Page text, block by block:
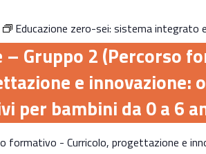
Educazione zero-sei: sistema integrato
Gruppo 2 (Percorso
e innovazione:
per bambini da 0 a 6
formativo - Curricolo, progettazione e